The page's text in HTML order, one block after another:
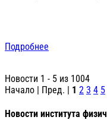
Подробнее
Новости 1 - 5 из 1004
Начало | Пред. | 1 2 3 4 5
Новости института